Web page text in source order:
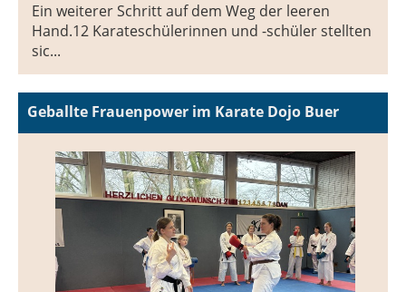
Ein weiterer Schritt auf dem Weg der leeren
Hand.12 Karateschülerinnen und -schüler stellten
sic...
Geballte Frauenpower im Karate Dojo Buer